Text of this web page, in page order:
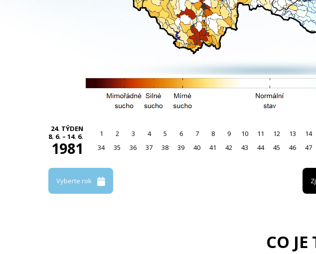
24. TÝDEN
8. 6. – 14. 6.
1981
1 2 3 4 5 6 7 8 9 10 11 12 13 14
34
35 36 37 38 39 40 41 42 43 44 45 46 47
Vyberte rok
CO